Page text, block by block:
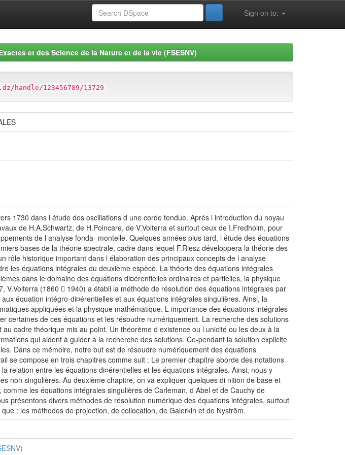
Sign on to:
et des Science de la Nature et de la vie (FSESNV)
handle/123456789/13729
1730 dans l étude des oscillations d une corde tendue. Aprés l introduction du noyau
de H.A.Schwartz, de H.Poincare, de V.Volterra et surtout ceux de I.Fredholm, pour
de l analyse fonda- montelle. Quelques années plus tard, l étude des équations
bases de la théorie spectrale, cadre dans lequel F.Riesz développera la théorie des
rôle historique important dans l élaboration des principaux concepts de l analyse
les équations intégrales du deuxième espèce. La théorie des équations intégrales
dans le domaine des équations di¤érentielles ordinaires et partielles, la physique
(1860 􀀀 1940) a établi la méthode de résolution des équations intégrales par
équation intégro-di¤érentielles et aux équations intégrales singulières. Ainsi, la
appliquées et la physique mathématique. L importance des équations intégrales
certaines de ces équations et les résoudre numériquement. La recherche des solutions
cadre théorique mis au point. Un théorème d existence ou l unicité ou les deux à la
qui aident à guider à la recherche des solutions. Ce-pendant la solution explicite
Dans ce mémoire, notre but est de résoudre numériquement des équations
se compose en trois chapitres comme suit : Le premier chapitre aborde des notations
relation entre les équations di¤érentielles et les équations intégrales. Ainsi, nous y
non singulières. Au deuxième chapitre, on va expliquer quelques di nition de base et
les équations intégrales singulières de Carleman, d Abel et de Cauchy de
présentons divers méthodes de résolution numérique des équations intégrales, surtout
: les méthodes de projection, de collocation, de Galerkin et de Nyström.